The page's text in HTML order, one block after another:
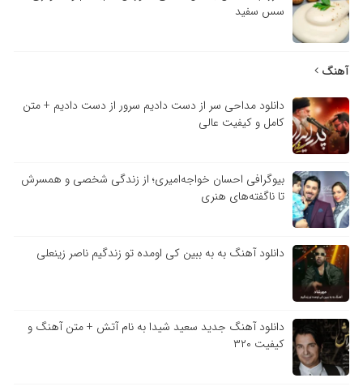
سس سفید
آهنگ
دانلود مداحی سر از دست دادیم سرور از دست دادیم + متن
کامل و کیفیت عالی
بیوگرافی احسان خواجه‌امیری؛ از زندگی شخصی و همسرش
تا ناگفته‌های هنری
دانلود آهنگ به به ببین کی اومده تو زندگیم ناصر زینعلی
دانلود آهنگ جدید سعید شیدا به نام آتش + متن آهنگ و
کیفیت ۳۲۰